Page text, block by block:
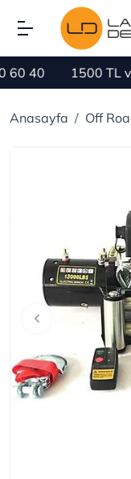
1500 TL ve Üzeri
Anasayfa Off